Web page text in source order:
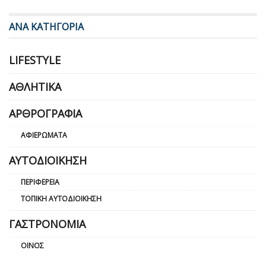
ΑΝΑ ΚΑΤΗΓΟΡΙΑ
LIFESTYLE
ΑΘΛΗΤΙΚΆ
ΑΡΘΡΟΓΡΑΦΊΑ
ΑΦΙΕΡΏΜΑΤΑ
ΑΥΤΟΔΙΟΊΚΗΣΗ
ΠΕΡΙΦΈΡΕΙΑ
ΤΟΠΙΚΉ ΑΥΤΟΔΙΟΊΚΗΣΗ
ΓΑΣΤΡΟΝΟΜΊΑ
ΟΊΝΟΣ